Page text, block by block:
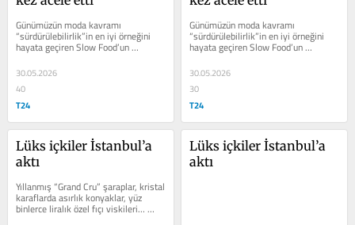
Günümüzün moda kavramı
“sürdürülebilirlik”in en iyi örneğini
hayata geçiren Slow Food’un
kurucusu Carlo Petrini’yi kaybettik…
30.05.2026
40
T24
Günümüzün moda kavramı
“sürdürülebilirlik”in en iyi örneğini
hayata geçiren Slow Food’un
kurucusu Carlo Petrini’yi kaybettik…
30.05.2026
30
T24
Lüks içkiler İstanbul’a
aktı
Yıllanmış “Grand Cru” şaraplar, kristal
karaflarda asırlık konyaklar, yüz
binlerce liralık özel fıçı viskileri…
Lüks içkiler İstanbul’a
aktı